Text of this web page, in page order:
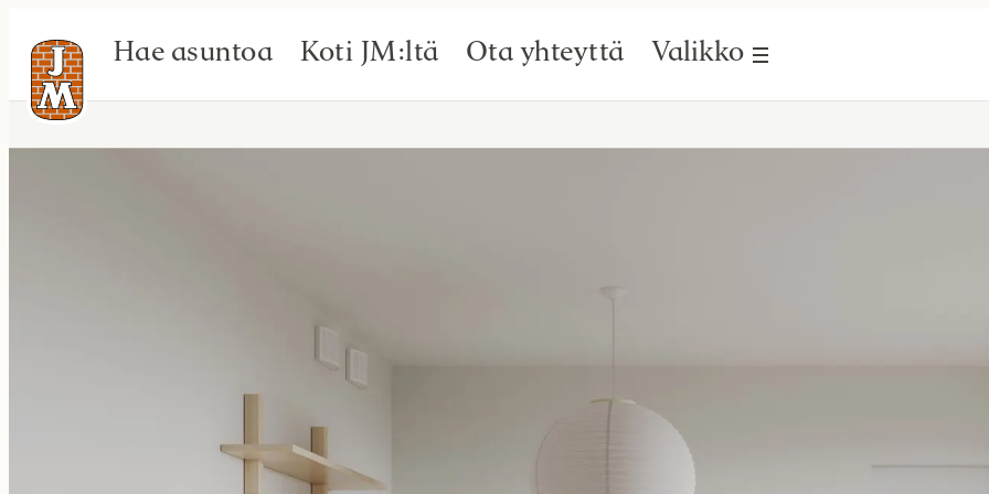
Hae asuntoa Koti JM:ltä Ota yhteyttä Valikko